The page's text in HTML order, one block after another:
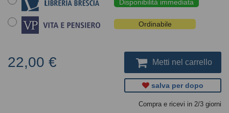
Disponibilità immediata
Ordinabile
22,00 € Metti nel carrello
salva per dopo
Compra e ricevi in 2/3 giorni